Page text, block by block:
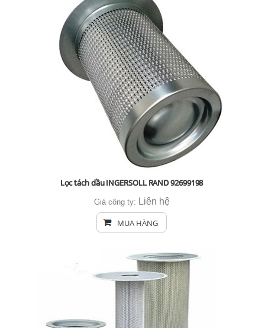
Lọc tách dầu INGERSOLL RAND 92699198
Giá công ty: Liên hệ
MUA HÀNG